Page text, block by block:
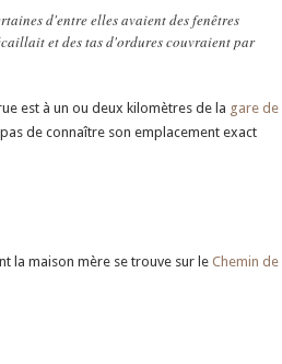
d'entre elles avaient des fenêtres
et des tas d'ordures couvraient par
est à un ou deux kilomètres de la gare de
de connaître son emplacement exact
la maison mère se trouve sur le Chemin de